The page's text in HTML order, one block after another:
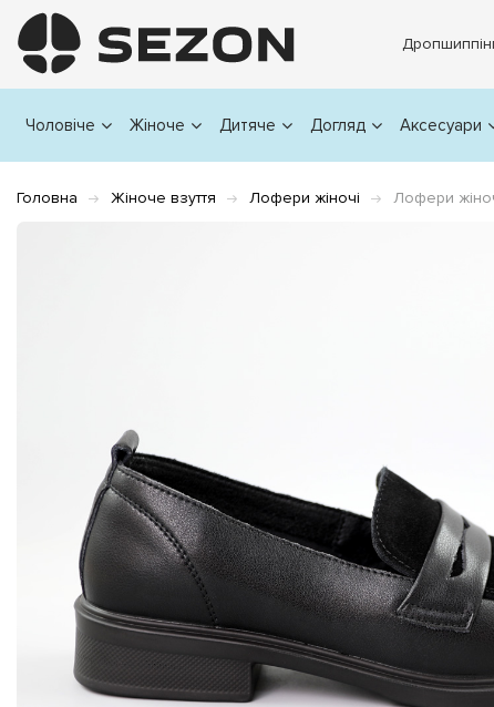
Чоловіче Жіноче Дитяче Догляд Аксесуари
Головна Жіноче взуття Лофери жіночі Лофери